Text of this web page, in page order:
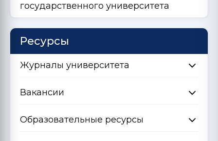
государственного университета
Ресурсы
Журналы университета
Вакансии
Образовательные ресурсы